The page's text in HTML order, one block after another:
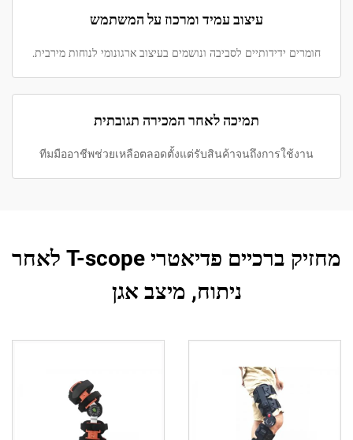
עיצוב עמיד ומרכוז על המשתמש
חומרים ידידותיים לסביבה ונושמים בעיצוב ארגונומי לנוחות מירבית.
תמיכה לאחר המכירה תגובתית
ทีมมืออาชีพช่วยเหลือตลอดตั้งแต่รับสินค้าจนถึงการใช้งาน
מחזיק ברכיים פדיאטרי T-scope לאחר
ניתוח, מיצב אגן